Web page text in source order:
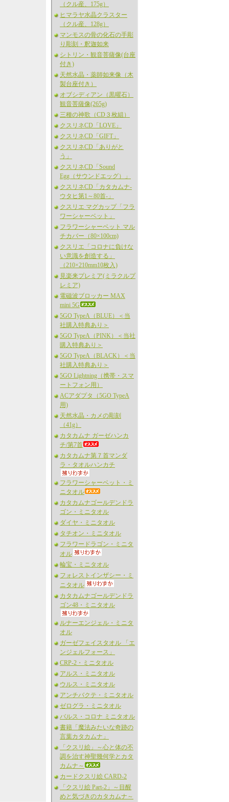
（クル産、175g）
ヒマラヤ水晶クラスター
（クル産、128g）
マンモスの骨の化石の手彫
り彫刻・釈迦如来
シトリン・観音菩薩像(台座
付き)
天然水晶・薬師如来像（木
製台座付き）
オブシディアン（黒曜石）
観音菩薩像(265g)
三種の神歌（CD３枚組）
クスリネCD「LOVE」
クスリネCD「GIFT」
クスリネCD「ありがと
う」
クスリネCD「Sound
Egg（サウンドエッグ）」
クスリネCD「カタカムナ-
ウタヒ第1～80首-」
クスリエ マグカップ「フラ
ワーシャーベット」
フラワーシャーベット マル
チカバー（80×100cm)
クスリエ「コロナに負けな
い意識を創造する」
（210×210mm10枚入)
見楽来プレミア(ミラクルプ
レミア)
電磁波ブロッカー MAX
mini 5G
5GO TypeA（BLUE）＜当
社購入特典あり＞
5GO TypeA（PINK）＜当社
購入特典あり＞
5GO TypeA（BLACK）＜当
社購入特典あり＞
5GO Lightning（携帯・スマ
ートフォン用）
ACアダプタ（5GO TypeA
用)
天然水晶・カメの彫刻
（41g）
カタカムナ ガーゼハンカ
チ/第7首
カタカムナ第７首マンダ
ラ・タオルハンカチ
フラワーシャーベット・ミ
ニタオル
カタカムナゴールデンドラ
ゴン・ミニタオル
ダイヤ・ミニタオル
タチオン・ミニタオル
フラワードラゴン・ミニタ
オル
輪宝・ミニタオル
フォレストインザシー・ミ
ニタオル
カタカムナゴールデンドラ
ゴン48・ミニタオル
ルナーエンジェル・ミニタ
オル
ガーゼフェイスタオル 「エ
ンジェルフォース」
CRP-2・ミニタオル
アルス・ミニタオル
ウルス・ミニタオル
アンチバクテ・ミニタオル
ゼログラ・ミニタオル
バルス・コロナ ミニタオル
書籍「魔法みたいな奇跡の
言葉カタカムナ」
「クスリ絵」～心と体の不
調を治す神聖幾何学とカタ
カムナ～
カードクスリ絵 CARD-2
「クスリ絵 Part-2」～目醒
めと気づきのカタカムナ～